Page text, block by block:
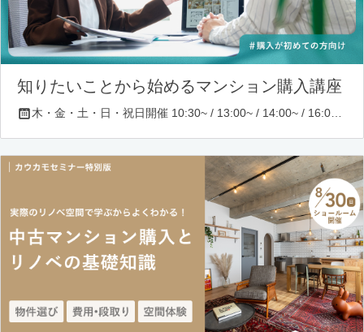
知りたいことから始めるマンション購入講座
木・金・土・日・祝日開催 10:30~ / 13:00~ / 14:00~ / 16:00~ / 17:00~/ 18:30~/ 19:30~